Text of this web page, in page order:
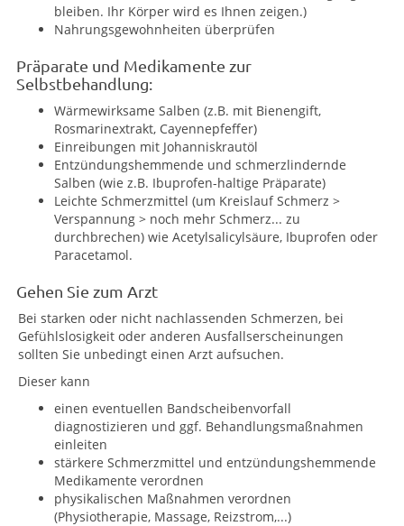
bleiben. Ihr Körper wird es Ihnen zeigen.)
Nahrungsgewohnheiten überprüfen
Präparate und Medikamente zur
Selbstbehandlung:
Wärmewirksame Salben (z.B. mit Bienengift,
Rosmarinextrakt, Cayennepfeffer)
Einreibungen mit Johanniskrautöl
Entzündungshemmende und schmerzlindernde
Salben (wie z.B. Ibuprofen-haltige Präparate)
Leichte Schmerzmittel (um Kreislauf Schmerz >
Verspannung > noch mehr Schmerz... zu
durchbrechen) wie Acetylsalicylsäure, Ibuprofen oder
Paracetamol.
Gehen Sie zum Arzt
Bei starken oder nicht nachlassenden Schmerzen, bei
Gefühlslosigkeit oder anderen Ausfallserscheinungen
sollten Sie unbedingt einen Arzt aufsuchen.
Dieser kann
einen eventuellen Bandscheibenvorfall
diagnostizieren und ggf. Behandlungsmaßnahmen
einleiten
stärkere Schmerzmittel und entzündungshemmende
Medikamente verordnen
physikalischen Maßnahmen verordnen
(Physiotherapie, Massage, Reizstrom,...)